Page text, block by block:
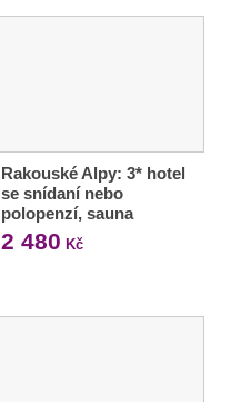
Rakouské Alpy: 3* hotel
se snídaní nebo
polopenzí, sauna
2 480 Kč